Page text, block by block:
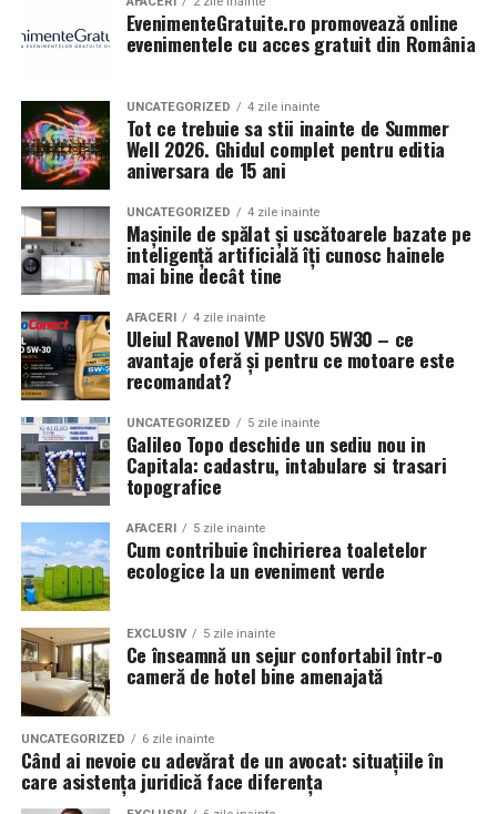
de transport: de la infiintare si operare zilnica, pana la
extindere si planificare strategica. Nu este doar o
formalitate birocratica, ci un sprijin real pentru
controlul financiar si dezvoltarea afacerii. O evidenta
contabila bine organizata inseamna mai putine riscuri,
decizii mai bune si o companie mai stabila pe termen
lung.
Beneficii și rezultate
Utilizarea procedeului AREC la Respysal oferă
pacienților multiple avantaje:
Ameliorarea rapidă a simptomelor respiratorii
dificultăți de respirație, tuse, secreţii pulmonare,
congestie.
La copii, după
reducere de80-90%a simptomelor specifice
astmului.
Reducerea tratamentului medicamentos
pacienți pot utiliza mai puține medicamente,
datorită efectului terapeutic sustenabil al
tratamentului cu sare.
Fără efecte secundare semnificative, ceea ce face
terapia potrivită pentru adulți, copii și persoane cu
sensibilități respiratorii speciale.
Creșterea calității vieţii: mai puţine episoade acute,
EvenimenteGratuite.ro promovează online
evenimentele cu acces gratuit din România
UNCATEGORIZED 4 zile inainte
Tot ce trebuie sa stii inainte de Summer
Well 2026. Ghidul complet pentru editia
aniversara de 15 ani
UNCATEGORIZED 4 zile inainte
Mașinile de spălat și uscătoarele bazate pe
inteligență artificială îți cunosc hainele
mai bine decât tine
AFACERI 4 zile inainte
Uleiul Ravenol VMP USVO 5W30 – ce
avantaje oferă și pentru ce motoare este
recomandat?
UNCATEGORIZED 5 zile inainte
Galileo Topo deschide un sediu nou in
Capitala: cadastru, intabulare si trasari
topografice
AFACERI 5 zile inainte
Cum contribuie închirierea toaletelor
ecologice la un eveniment verde
EXCLUSIV 5 zile inainte
Ce înseamnă un sejur confortabil într-o
cameră de hotel bine amenajată
UNCATEGORIZED 6 zile inainte
Când ai nevoie cu adevărat de un avocat: situațiile în
care asistența juridică face diferența